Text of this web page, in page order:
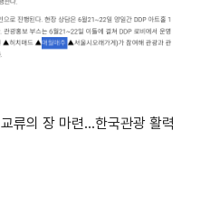
류의 장 마련…한국관광 활력